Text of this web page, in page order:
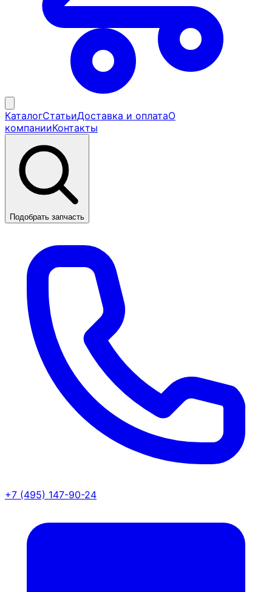
КаталогСтатьиДоставка и оплатаО
компанииКонтакты
Подобрать запчасть
+7 (495) 147-90-24